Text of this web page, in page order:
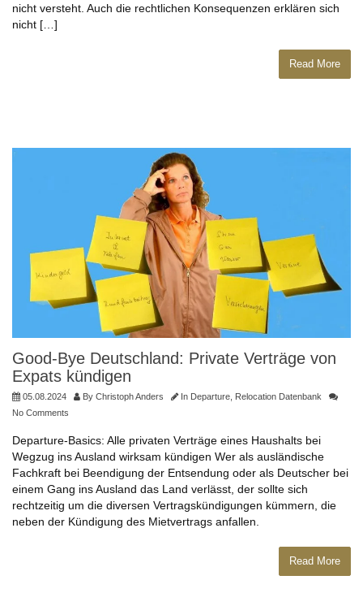
nicht versteht. Auch die rechtlichen Konsequenzen erklären sich
nicht […]
Read More
Good-Bye Deutschland: Private Verträge von
Expats kündigen
05.08.2024 By Christoph Anders In Departure
Relocation Datenbank
No Comments
Departure-Basics: Alle privaten Verträge eines Haushalts bei
Wegzug ins Ausland wirksam kündigen Wer als ausländische
Fachkraft bei Beendigung der Entsendung oder als Deutscher bei
einem Gang ins Ausland das Land verlässt, der sollte sich
rechtzeitig um die diversen Vertragskündigungen kümmern, die
neben der Kündigung des Mietvertrags anfallen.
Read More